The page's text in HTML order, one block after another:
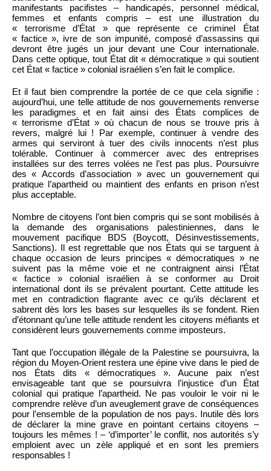
manifestants pacifistes – handicapés, personnel médical,
femmes et enfants compris – est une illustration du
« terrorisme d’État » que représente ce criminel État
« factice », ivre de son impunité, composé d’assassins qui
devront être jugés un jour devant une Cour internationale.
Dans cette optique, tout État dit « démocratique » qui soutient
cet État « factice » colonial israélien s’en fait le complice.
Et il faut bien comprendre la portée de ce que cela signifie :
aujourd’hui, une telle attitude de nos gouvernements renverse
les paradigmes et en fait ainsi des États complices de
« terrorisme d’État » où chacun de nous se trouve pris à
revers, malgré lui ! Par exemple, continuer à vendre des
armes qui serviront à tuer des civils innocents n’est plus
tolérable. Continuer à commercer avec des entreprises
installées sur des terres volées ne l’est pas plus. Poursuivre
des « Accords d’association » avec un gouvernement qui
pratique l’apartheid ou maintient des enfants en prison n’est
plus acceptable.
Nombre de citoyens l’ont bien compris qui se sont mobilisés à
la demande des organisations palestiniennes, dans le
mouvement pacifique BDS (Boycott, Désinvestissements,
Sanctions). Il est regrettable que nos États qui se targuent à
chaque occasion de leurs principes « démocratiques » ne
suivent pas la même voie et ne contraignent ainsi l’État
« factice » colonial israélien à se conformer au Droit
international dont ils se prévalent pourtant. Cette attitude les
met en contradiction flagrante avec ce qu’ils déclarent et
sabrent dès lors les bases sur lesquelles ils se fondent. Rien
d’étonnant qu’une telle attitude rendent les citoyens méfiants et
considèrent leurs gouvernements comme imposteurs.
Tant que l’occupation illégale de la Palestine se poursuivra, la
région du Moyen-Orient restera une épine vive dans le pied de
nos États dits « démocratiques ». Aucune paix n’est
envisageable tant que se poursuivra l’injustice d’un État
colonial qui pratique l’apartheid. Ne pas vouloir le voir ni le
comprendre relève d’un aveuglement grave de conséquences
pour l’ensemble de la population de nos pays. Inutile dès lors
de déclarer la mine grave en pointant certains citoyens –
toujours les mêmes ! – ‘d’importer’ le conflit, nos autorités s’y
emploient avec un zèle appliqué et en sont les premiers
responsables !